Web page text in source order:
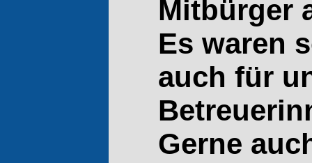
Mitbürger
Es waren
auch für
Gerne